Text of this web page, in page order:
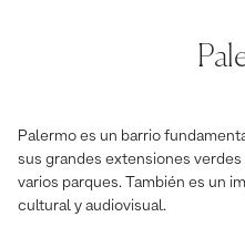
Palermo es un barrio
sus grandes extensiones
varios parques. También es un
cultural y audiovisual.